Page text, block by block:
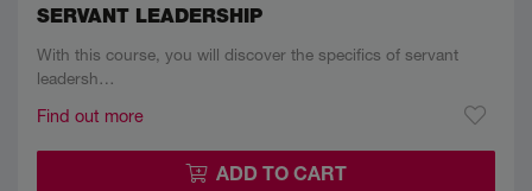
SERVANT LEADERSHIP
With this course, you will discover the specifics of servant
leadersh…
Find out more
ADD TO CART